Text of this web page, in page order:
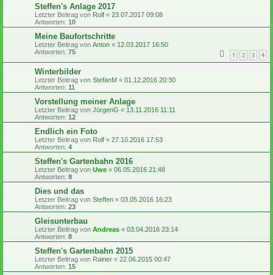
Steffen's Anlage 2017
Letzter Beitrag von Rolf « 23.07.2017 09:08
Antworten: 10
Meine Baufortschritte
Letzter Beitrag von Anton « 12.03.2017 16:50
Antworten: 75 1 2 3 4
Winterbilder
Letzter Beitrag von StefanM « 01.12.2016 20:30
Antworten: 11
Vorstellung meiner Anlage
Letzter Beitrag von JürgenG « 13.11.2016 11:11
Antworten: 12
Endlich ein Foto
Letzter Beitrag von Rolf « 27.10.2016 17:53
Antworten: 4
Steffen's Gartenbahn 2016
Letzter Beitrag von Uwe « 06.05.2016 21:48
Antworten: 8
Dies und das
Letzter Beitrag von Steffen « 03.05.2016 16:23
Antworten: 23
Gleisunterbau
Letzter Beitrag von Andreas « 03.04.2016 23:14
Antworten: 8
Steffen's Gartenbahn 2015
Letzter Beitrag von Rainer « 22.06.2015 00:47
Antworten: 15